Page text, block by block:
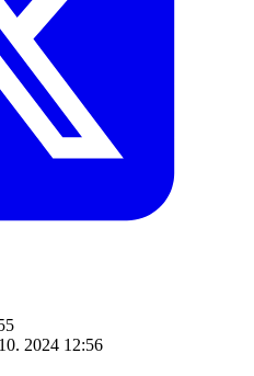
2024 12:56